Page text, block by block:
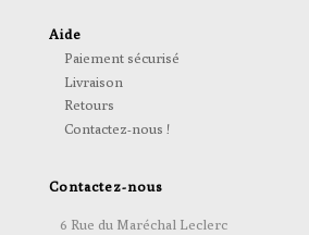
Aide
Paiement sécurisé
Livraison
Retours
Contactez-nous !
Contactez-nous
6 Rue du Maréchal Leclerc